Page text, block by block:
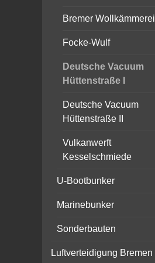
Bremer Wollkämmerei
Focke-Wulf
Deutsche Vacuum
Hüttenstraße I
Deutsche Vacuum
Hüttenstraße II
Vulkanwerft
Kesselschmiede
U-Bootbunker
Marinebunker
Sonderbauten
Luftverteidigung Bremen